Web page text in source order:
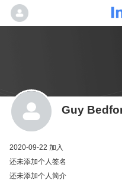
Guy
2020-09-22 加入
还未添加个人签名
还未添加个人简介